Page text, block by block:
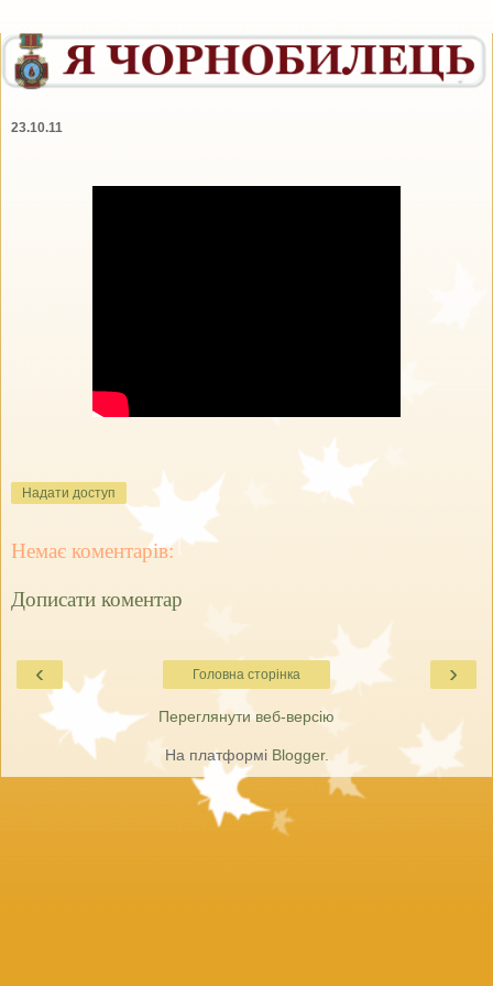
23.10.11
Надати доступ
Немає коментарів:
Дописати коментар
‹ ›
Головна сторінка
Переглянути веб-версію
На платформі Blogger.